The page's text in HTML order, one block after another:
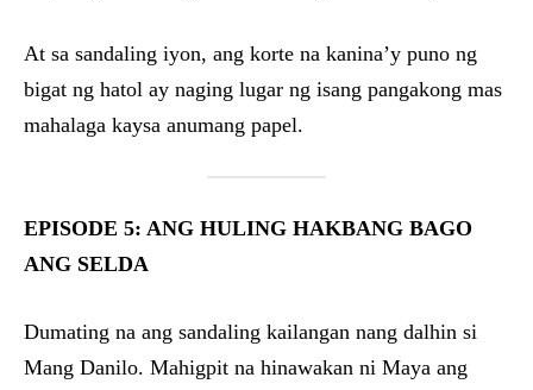
At sa sandaling iyon, ang korte na kanina’y puno ng
bigat ng hatol ay naging lugar ng isang pangakong mas
mahalaga kaysa anumang papel.
EPISODE 5: ANG HULING HAKBANG BAGO
ANG SELDA
Dumating na ang sandaling kailangan nang dalhin si
Mang Danilo. Mahigpit na hinawakan ni Maya ang